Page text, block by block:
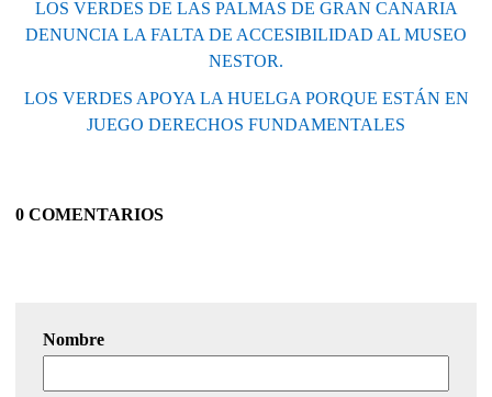
LOS VERDES DE LAS PALMAS DE GRAN CANARIA
DENUNCIA LA FALTA DE ACCESIBILIDAD AL MUSEO
NESTOR.
LOS VERDES APOYA LA HUELGA PORQUE ESTÁN EN
JUEGO DERECHOS FUNDAMENTALES
0 COMENTARIOS
Nombre